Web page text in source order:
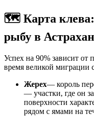
🗺️ Карта клева:
рыбу в
Успех на 90% зависит от
время великой миграции
Жерех— король
— участки, где он
поверхности
рядом с ямами на